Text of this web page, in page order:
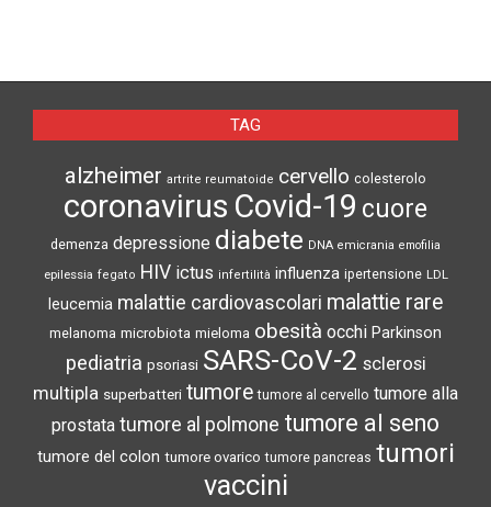
TAG
alzheimer artrite reumatoide cervello colesterolo
coronavirus Covid-19 cuore
demenza depressione diabete DNA emicrania emofilia
epilessia fegato HIV ictus infertilità influenza ipertensione LDL
leucemia malattie cardiovascolari malattie rare
melanoma microbiota mieloma obesità occhi Parkinson
pediatria psoriasi SARS-CoV-2 sclerosi
multipla superbatteri tumore tumore al cervello tumore alla
prostata tumore al polmone tumore al seno
tumore del colon tumore ovarico tumore pancreas tumori
vaccini